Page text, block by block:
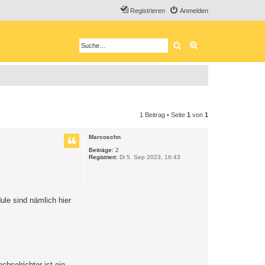
Anmelden
Registrieren
Suche
1 Beitrag • Seite 1 von 1
Marcoschn
Beiträge: 2
Registriert: Di 5. Sep 2023, 16:43
sind nämlich hier